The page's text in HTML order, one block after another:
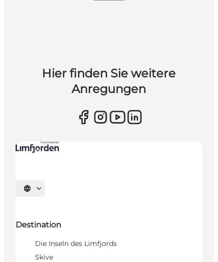
Hier finden Sie weitere
Anregungen
Sprache auswählen
Destination
Die Inseln des Limfjords
Skive